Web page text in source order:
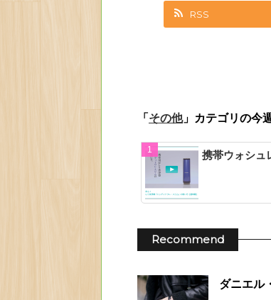
RSS
「その他」カテゴリの今
携帯ウォシュ
Recommend
ダニエル